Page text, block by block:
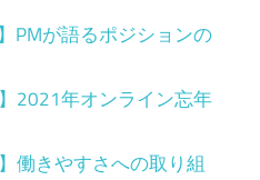
PMが語るポジションの
2021年オンライン忘年
働きやすさへの取り組